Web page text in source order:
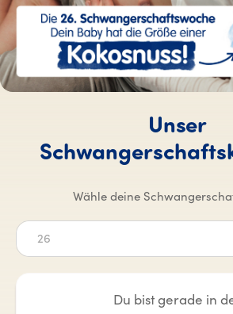
Unser
Wähle deine
26
Du bist gerade in